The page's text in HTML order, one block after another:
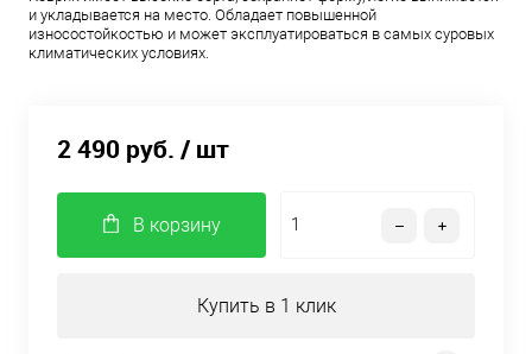
и укладывается на место. Обладает повышенной
износостойкостью и может эксплуатироваться в самых суровых
климатических условиях.
2 490 руб. / шт
В корзину
Купить в 1 клик